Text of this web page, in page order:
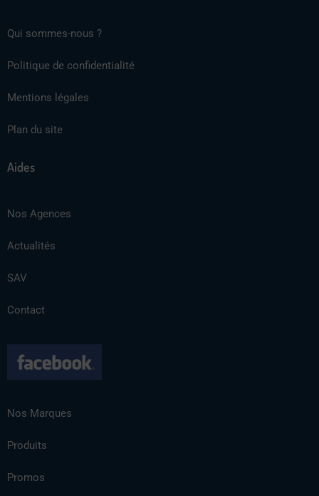
Qui sommes-nous ?
Politique de confidentialité
Mentions légales
Plan du site
Aides
Nos Agences
Actualités
SAV
Contact
Nos Marques
Produits
Promos